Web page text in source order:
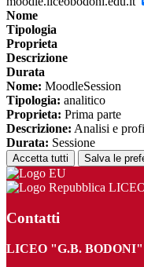
Nome
Tipologia
Proprieta
Descrizione
Durata
Nome: MoodleSession
Tipologia: analitico
Proprieta: Prima parte
Descrizione: Analisi e
Durata: Sessione
Accetta tutti Salva le
Contatti
LICEO "G.B.